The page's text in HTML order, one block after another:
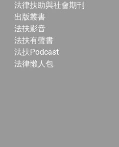
法律扶助與社會期刊
出版叢書
法扶影音
法扶有聲書
法扶Podcast
法律懶人包